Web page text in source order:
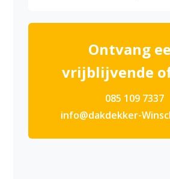
Ontvang
vrijblijvende
085 109 7337
info@dakdekker-